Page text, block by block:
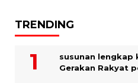
TRENDING
susunan lengkap
Gerakan Rakyat